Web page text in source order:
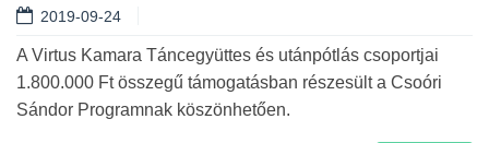
2019-09-24
A Virtus Kamara Táncegyüttes és utánpótlás csoportjai
1.800.000 Ft összegű támogatásban részesült a Csoóri
Sándor Programnak köszönhetően.